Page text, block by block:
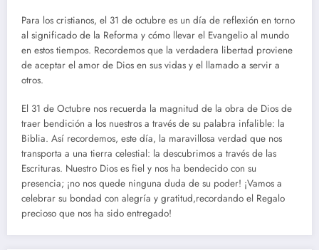
Para los cristianos, el 31 de octubre es un día de reflexión en torno
al significado de la Reforma y cómo llevar el Evangelio al mundo
en estos tiempos. Recordemos que la verdadera libertad proviene
de aceptar el amor de Dios en sus vidas y el llamado a servir a
otros.
El 31 de Octubre nos recuerda la magnitud de la obra de Dios de
traer bendición a los nuestros a través de su palabra infalible: la
Biblia. Así recordemos, este día, la maravillosa verdad que nos
transporta a una tierra celestial: la descubrimos a través de las
Escrituras. Nuestro Dios es fiel y nos ha bendecido con su
presencia; ¡no nos quede ninguna duda de su poder! ¡Vamos a
celebrar su bondad con alegría y gratitud,recordando el Regalo
precioso que nos ha sido entregado!